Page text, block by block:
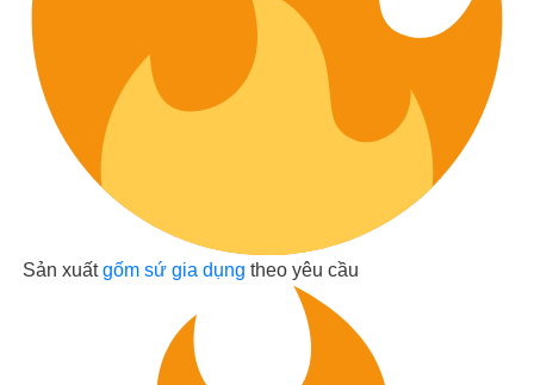
Sản xuấtgốm sứ gia dụng theo yêu cầu